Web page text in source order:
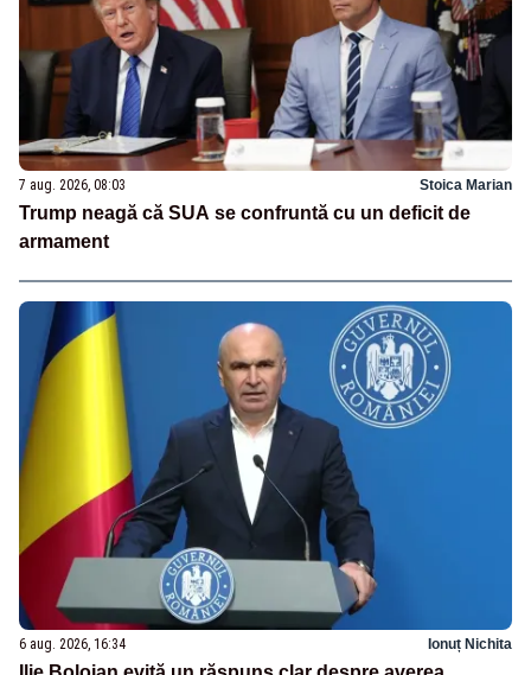
7 aug. 2026, 08:03 Stoica Marian
Trump neagă că SUA se confruntă cu un deficit de
armament
6 aug. 2026, 16:34 Ionuț Nichita